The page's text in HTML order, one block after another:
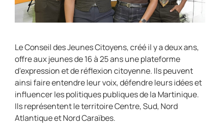
Le Conseil des Jeunes Citoyens, créé il y a deux ans,
offre aux jeunes de 16 à 25 ans une plateforme
d’expression et de réflexion citoyenne. Ils peuvent
ainsi faire entendre leur voix, défendre leurs idées et
influencer les politiques publiques de la Martinique.
Ils représentent le territoire Centre, Sud, Nord
Atlantique et Nord Caraïbes.